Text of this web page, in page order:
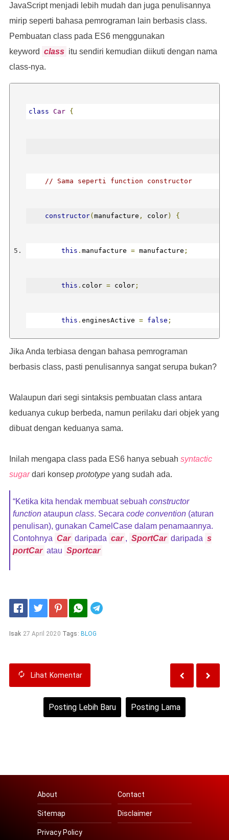
johnCar.info();
JavaScript menjadi lebih mudah dan juga penulisannya
mirip seperti bahasa pemrograman lain berbasis class.
Pembuatan class pada ES6 menggunakan
keyword class itu sendiri kemudian diikuti dengan nama
class-nya.
class Car {
// Sama seperti function constructor
constructor(manufacture , color) {
this . manufacture = manufacture ;
this . color = color;
this . enginesActive = false ;
}
// Sama seperti Car.prototype.startEngine
startEngines() {
this.enginesActive = true;
// Sama seperti car.prototype.info
console.log(`Manufacture:
console `Color:  ${this.color}`
Jika Anda terbiasa dengan bahasa pemrograman
berbasis class, pasti penulisannya sangat serupa bukan?
Walaupun dari segi sintaksis pembuatan class antara
keduanya cukup berbeda, namun perilaku dari objek yang
dibuat dengan keduanya sama.
Inilah mengapa class pada ES6 hanya sebuah syntactic
sugar dari konsep prototypeyang sudah ada.
“Ketika kita hendak membuat sebuah constructor
functionataupun class. Secara code convention(aturan
penulisan), gunakan CamelCase dalam penamaannya.
Contohnya Car daripada car , SportCar daripada s
portCar atau Sportcar
Isak 27 April 2020 Tags: BLOG
Lihat Komentar
Posting Lebih Baru Posting Lama
About Contact
Sitemap Disclaimer
Privacy Policy